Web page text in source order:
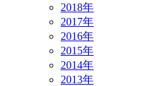
2018年
2017年
2016年
2015年
2014年
2013年